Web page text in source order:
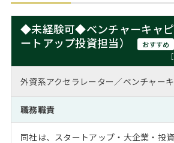
MBAの転職事例
MBA留学生数の推移
インターン受入企業一覧
よくある面接Q&A集
転職成功への4つの鍵
注目企業インタビュー
キャリアフォーラム
Career Talk Live
MBA NETWORKING
採用情報
ニュースリリース
◆未経験可◆ベンチャーキャ
ートアップ投資担当）
おすすめ
外資系アクセラレーター／ベンチャー
職務職責
同社は、スタートアップ・大企業・投